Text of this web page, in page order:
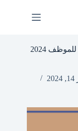
كيفية حساب المستحقات في حالة الاستقالة للموظف 2024